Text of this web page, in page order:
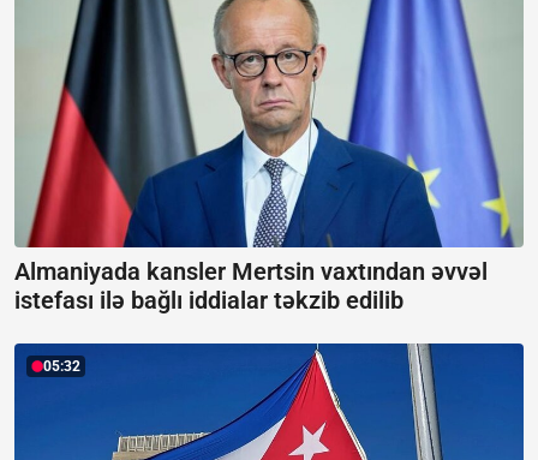
Almaniyada kansler Mertsin vaxtından əvvəl
istefası ilə bağlı iddialar təkzib edilib
05:32